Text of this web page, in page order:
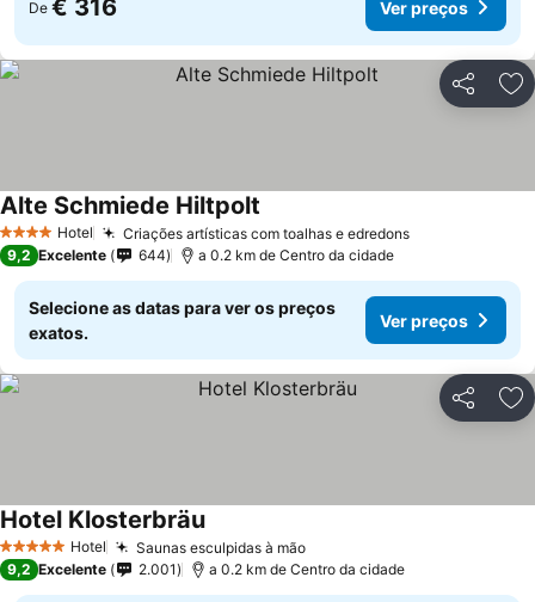
De € 316 Ver preços
Partilhar
4 EstrelasHotel Criações artísticas com toalhas e edredonsVer preços
Alte Schmiede Hiltpolt
9,2 Excelente 644 a 0.2 km de Centro da cidade
Selecione as datas para ver os preços
exatos.
Ver preços
Partilhar
5 Estrelas Hotel Saunas esculpidas à mãoVer preços
Hotel KlosterbräuVer preços
9,2 Excelente 2.001 a 0.2 km de Centro da cidade